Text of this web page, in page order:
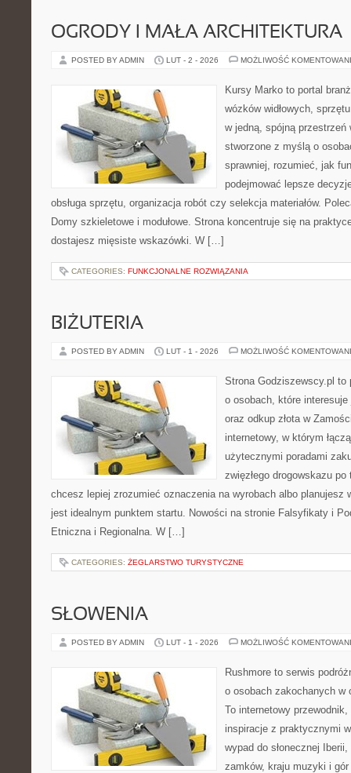
OGRODY I MAŁA ARCHITEKTURA
POSTED BY ADMIN LUT - 2 - 2026 MOŻLIWOŚĆ
Kursy Marko to portal
wózków widłowych,
w jedną, spójną przestrzeń
stworzone z myślą o
sprawniej, rozumieć, jak
podejmować lepsze
obsługa sprzętu, organizacja robót czy selekcja materiałów.
Domy szkieletowe i modułowe. Strona koncentruje się na
dostajesz mięsiste wskazówki. W […]
CATEGORIES: FUNKCJONALNE ROZWIĄZANIA
BIŻUTERIA
POSTED BY ADMIN LUT - 1 - 2026 MOŻLIWOŚĆ
Strona Godziszewscy.pl to
o osobach, które
oraz odkup złota w
internetowy, w którym
użytecznymi poradami
zwięzłego drogowskazu
chcesz lepiej zrozumieć oznaczenia na wyrobach albo planujesz
jest idealnym punktem startu. Nowości na stronie Falsyfikaty i
Etniczna i Regionalna. W […]
CATEGORIES: ŻEGLARSTWO TURYSTYCZNE
SŁOWENIA
POSTED BY ADMIN LUT - 1 - 2026 MOŻLIWOŚĆ
Rushmore to serwis
o osobach zakochanych w
To internetowy
inspiracje z praktycznymi
wypad do słonecznej
zamków, kraju muzyki i